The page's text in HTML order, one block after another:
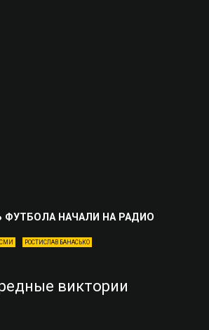
НАЧАЛИ НА РАДИО
СМИ РОСТИСЛАВ БАНАСЬКО